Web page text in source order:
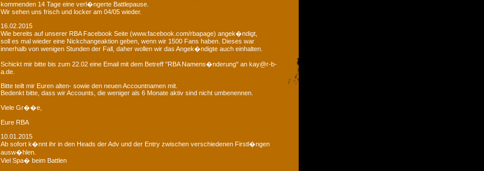
kommenden 14 Tage eine verl�ngerte Battlepause.
Wir sehen uns frisch und locker am 04/05 wieder.
16.02.2015
Wie bereits auf unserer RBA Facebook Seite (www.facebook.com/rbapage) angek�ndigt,
soll es mal wieder eine Nickchangeaktion geben, wenn wir 1500 Fans haben. Dieses war
innerhalb von wenigen Stunden der Fall, daher wollen wir das Angek�ndigte auch einhalten.
Schickt mir bitte bis zum 22.02 eine Email mit dem Betreff "RBA Namens�nderung" an kay@r-b-
a.de.
Bitte teilt mir Euren alten- sowie den neuen Accountnamen mit.
Bedenkt bitte, dass wir Accounts, die weniger als 6 Monate aktiv sind nicht umbenennen.
Viele Gr��e,
Eure RBA
10.01.2015
Ab sofort k�nnt ihr in den Heads der Adv und der Entry zwischen verschiedenen Firstl�ngen
ausw�hlen.
Viel Spa� beim Battlen